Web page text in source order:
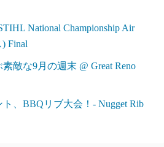
National Championship Air
Final
敵な9月の週末 @ Great Reno
、BBQリブ大会！- Nugget Rib